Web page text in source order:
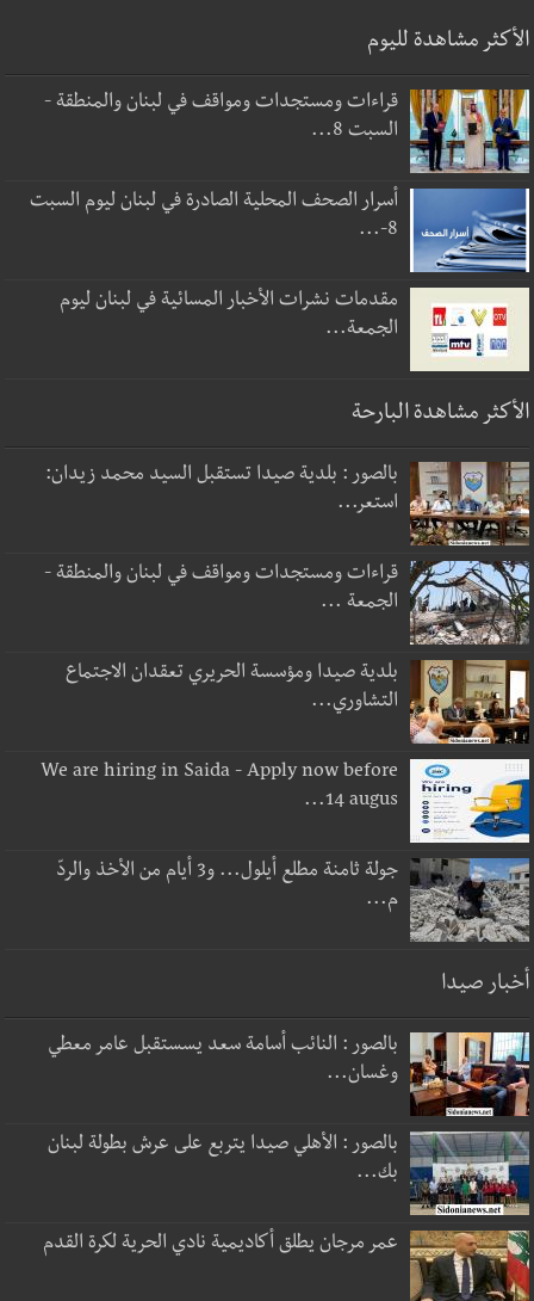
الأكثر مشاهدة لليوم
قراءات ومستجدات ومواقف في لبنان والمنطقة -
السبت 8...
أسرار الصحف المحلية الصادرة في لبنان ليوم السبت
8-...
مقدمات نشرات الأخبار المسائية في لبنان ليوم
الجمعة...
الأكثر مشاهدة البارحة
بالصور : بلدية صيدا تستقبل السيد محمد زيدان:
استعر...
قراءات ومستجدات ومواقف في لبنان والمنطقة -
الجمعة ...
بلدية صيدا ومؤسسة الحريري تعقدان الاجتماع
التشاوري...
We are hiring in Saida - Apply now before
14 augus...
جولة ثامنة مطلع أيلول... و3 أيام من الأخذ والردّ
م...
أخبار صيدا
بالصور : النائب أسامة سعد يسستقبل عامر معطي
وغسان...
بالصور : الأهلي صيدا يتربع على عرش بطولة لبنان
بك...
عمر مرجان يطلق أكاديمية نادي الحرية لكرة القدم